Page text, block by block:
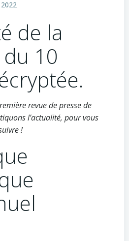
de la
10
revue de presse de
l’actualité, pour vous
!